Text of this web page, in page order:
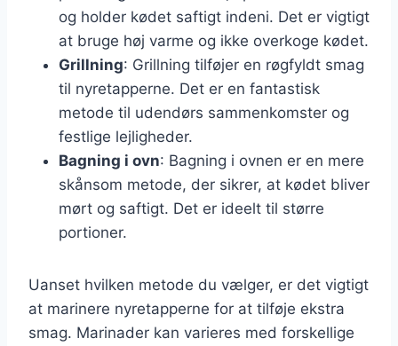
og holder kødet saftigt indeni. Det er vigtigt
at bruge høj varme og ikke overkoge kødet.
Grillning: Grillning tilføjer en røgfyldt smag
til nyretapperne. Det er en fantastisk
metode til udendørs sammenkomster og
festlige lejligheder.
Bagning i ovn: Bagning i ovnen er en mere
skånsom metode, der sikrer, at kødet bliver
mørt og saftigt. Det er ideelt til større
portioner.
Uanset hvilken metode du vælger, er det vigtigt
at marinere nyretapperne for at tilføje ekstra
smag. Marinader kan varieres med forskellige